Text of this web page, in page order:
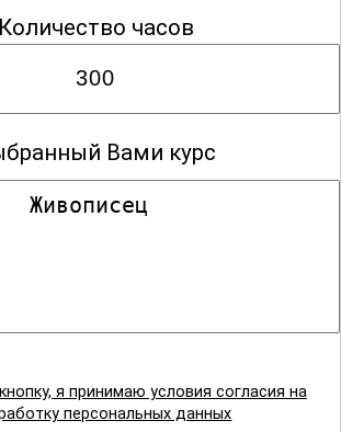
Количество часов
Вами курс
я принимаю условия согласия на
персональных данных